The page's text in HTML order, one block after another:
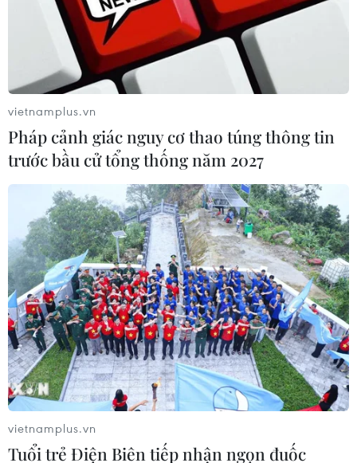
Thêm lo ngại về nguy cơ suy thoái của nền
kinh tế lớn nhất châu Âu
16/05/2023 22:27
Một loạt các số liệu kinh tế tiêu cực trong những tuần
gần đây đã làm giảm hy vọng về sự phục hồi mạnh
của kinh tế Đức - cường quốc công nghiệp của châu Âu.
vietnamplus.vn
Pháp cảnh giác nguy cơ thao túng thông tin
trước bầu cử tổng thống năm 2027
vietnamplus.vn
Tuổi trẻ Điện Biên tiếp nhận ngọn đuốc